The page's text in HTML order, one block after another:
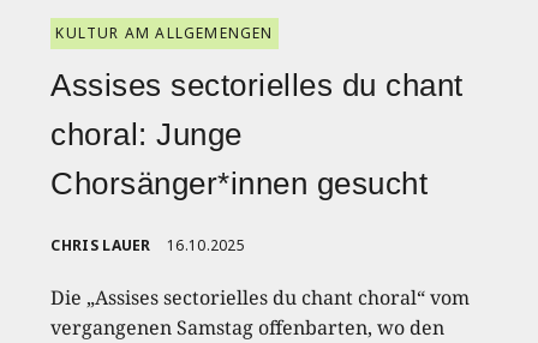
KULTUR AM ALLGEMENGEN
Assises sectorielles du chant
choral: Junge
Chorsänger*innen gesucht
CHRIS LAUER 16.10.2025
Die „Assises sectorielles du chant choral“ vom
vergangenen Samstag offenbarten, wo den